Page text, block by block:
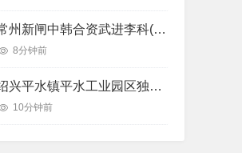
常州新闸中韩合资武进李科(南嘉)电子有限公司市钟楼区邹区卜弋（公司常州市）厂房出租：配套完善
8分钟前
绍兴平水镇平水工业园区独门独院2000㎡多层大车进出厂房出租｜工业园，优质产业载体
10分钟前